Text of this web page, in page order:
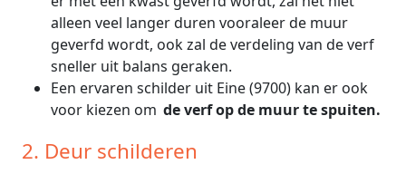
alleen veel langer duren vooraleer de muur
geverfd wordt, ook zal de verdeling van de verf
sneller uit balans geraken.
Een ervaren schilder uit Eine (9700) kan er ook
voor kiezen om de verf op de muur te spuiten.
2. Deur schilderen